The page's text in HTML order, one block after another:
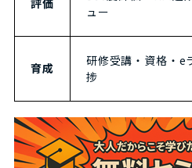
評価
ュー
育成
研修受講・資格・e
捗